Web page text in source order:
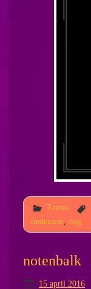
Tattoo
onderarm oog
notenbalk
15 april 2016